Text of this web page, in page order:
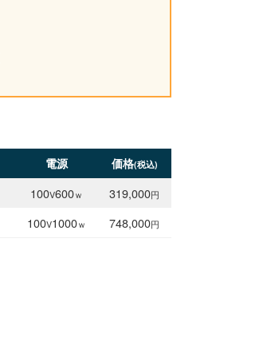
電源 価格(税込)
100V600ｗ 319,000円
100V1000ｗ 748,000円